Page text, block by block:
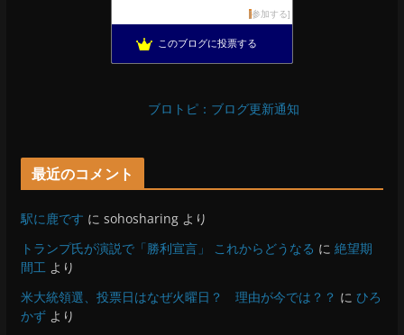
参加する
このブログに投票する
ブロトピ：ブログ更新通知
最近のコメント
駅に鹿です に sohosharingより
トランプ氏が演説で「勝利宣言」 これからどうなる に 絶望期
間工より
米大統領選、投票日はなぜ火曜日？ 理由が今では？？ に ひろ
かずより